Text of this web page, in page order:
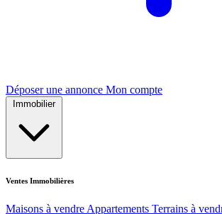
Déposer une annonce Mon compte
Immobilier
Ventes Immobilières
Maisons à vendre Appartements Terrains à